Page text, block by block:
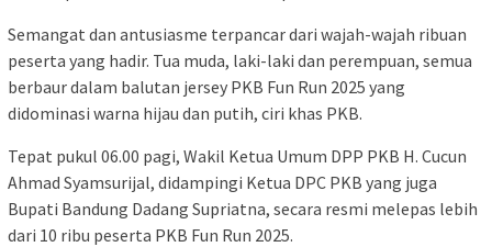
Semangat dan antusiasme terpancar dari wajah-wajah ribuan
peserta yang hadir. Tua muda, laki-laki dan perempuan, semua
berbaur dalam balutan jersey PKB Fun Run 2025 yang
didominasi warna hijau dan putih, ciri khas PKB.
Tepat pukul 06.00 pagi, Wakil Ketua Umum DPP PKB H. Cucun
Ahmad Syamsurijal, didampingi Ketua DPC PKB yang juga
Bupati Bandung Dadang Supriatna, secara resmi melepas lebih
dari 10 ribu peserta PKB Fun Run 2025.